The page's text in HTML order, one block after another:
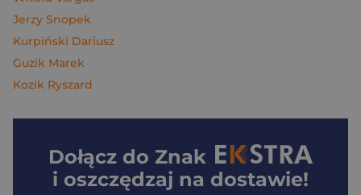
Jerzy Snopek
Kurpiński Dariusz
Guzik Marek
Kozik Ryszard
Dołącz do Znak
i oszczędzaj na dostawie!